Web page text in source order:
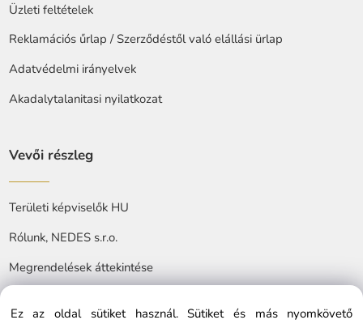
Üzleti feltételek
Reklamációs űrlap / Szerződéstől való elállási ürlap
Adatvédelmi irányelvek
Akadalytalanitasi nyilatkozat
Vevői részleg
Területi képviselők HU
Rólunk, NEDES s.r.o.
Megrendelések áttekintése
Ez az oldal sütiket használ. Sütiket és más nyomkövető